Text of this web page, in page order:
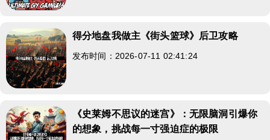
得分地盘我做主《街头篮球》后卫攻略
发布时间：2026-07-11 02:41:24
《史莱姆不思议的迷宫》：无限脑洞引爆你
的想象，挑战每一寸强迫症的极限